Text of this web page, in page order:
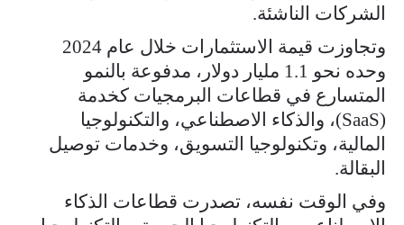
الشركات الناشئة.
وتجاوزت قيمة الاستثمارات خلال عام 2024
وحده نحو 1.1 مليار دولار، مدفوعة بالنمو
المتسارع في قطاعات البرمجيات كخدمة
(SaaS)، والذكاء الاصطناعي، والتكنولوجيا
المالية، وتكنولوجيا التسويق، وخدمات توصيل
البقالة.
وفي الوقت نفسه، تصدرت قطاعات الذكاء